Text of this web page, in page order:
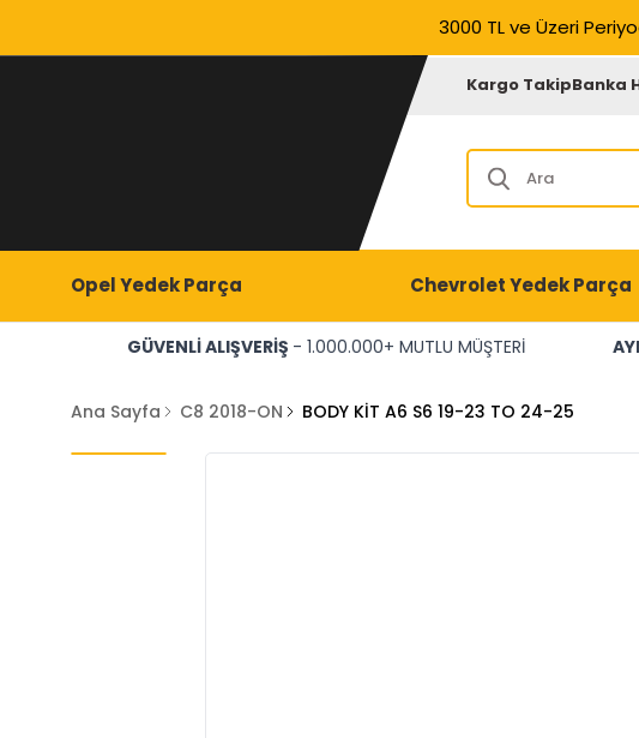
3000 TL ve Üzeri
Kargo TakipBanka
Opel Yedek Parça Chevrolet Yedek Parça
GÜVENLİ ALIŞVERİŞ - 1.000.000+ MUTLU MÜŞTERİ
Ana Sayfa C8 2018-ON BODY KİT A6 S6 19-23 TO 24-25